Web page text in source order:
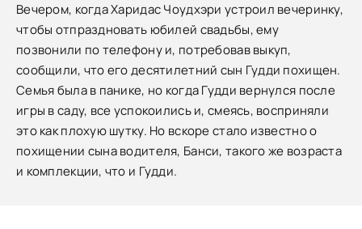
Вечером, когда Харидас Чоудхэри устроил вечеринку,
чтобы отпраздновать юбилей свадьбы, ему
позвонили по телефону и, потребовав выкуп,
сообщили, что его десятилетний сын Гудди похищен.
Семья была в панике, но когда Гудди вернулся после
игры в саду, все успокоились и, смеясь, восприняли
это как плохую шутку. Но вскоре стало известно о
похищении сына водителя, Банси, такого же возраста
и комплекции, что и Гудди.